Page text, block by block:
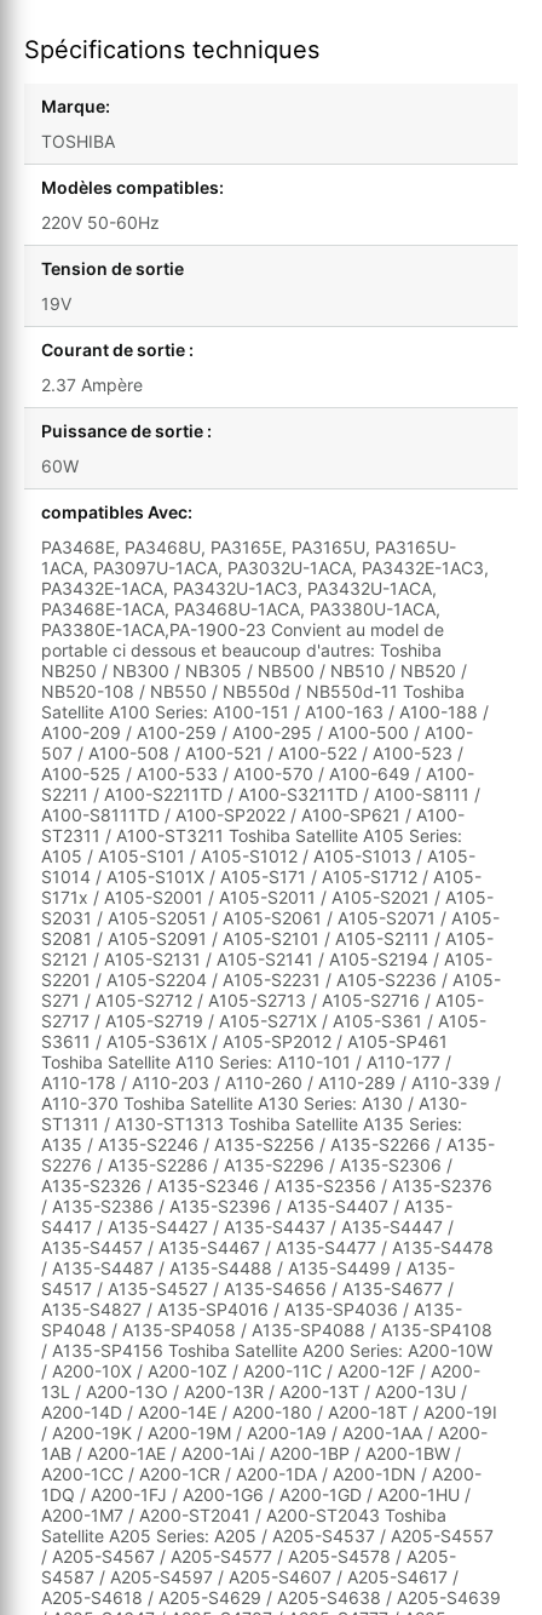
Spécifications techniques
Marque:
TOSHIBA
Modèles compatibles:
220V 50-60Hz
Tension de sortie
19V
Courant de sortie :
2.37 Ampère
Puissance de sortie :
60W
compatibles Avec:
PA3468E, PA3468U, PA3165E, PA3165U, PA3165U-1ACA, PA3097U-1ACA, PA3032U-1ACA, PA3432E-1AC3, PA3432E-1ACA, PA3432U-1AC3, PA3432U-1ACA, PA3468E-1ACA, PA3468U-1ACA, PA3380U-1ACA, PA3380E-1ACA,PA-1900-23 Convient au model de portable ci dessous et beaucoup d'autres: Toshiba NB250 / NB300 / NB305 / NB500 / NB510 / NB520 / NB520-108 / NB550 / NB550d / NB550d-11 Toshiba Satellite A100 Series: A100-151 / A100-163 / A100-188 / A100-209 / A100-259 / A100-295 / A100-500 / A100-507 / A100-508 / A100-521 / A100-522 / A100-523 / A100-525 / A100-533 / A100-570 / A100-649 / A100-S2211 / A100-S2211TD / A100-S3211TD / A100-S8111 / A100-S8111TD / A100-SP2022 / A100-SP621 / A100-ST2311 / A100-ST3211 Toshiba Satellite A105 Series: A105 / A105-S101 / A105-S1012 / A105-S1013 / A105-S1014 / A105-S101X / A105-S171 / A105-S1712 / A105-S171x / A105-S2001 / A105-S2011 / A105-S2021 / A105-S2031 / A105-S2051 / A105-S2061 / A105-S2071 / A105-S2081 / A105-S2091 / A105-S2101 / A105-S2111 / A105-S2121 / A105-S2131 / A105-S2141 / A105-S2194 / A105-S2201 / A105-S2204 / A105-S2231 / A105-S2236 / A105-S271 / A105-S2712 / A105-S2713 / A105-S2716 / A105-S2717 / A105-S2719 / A105-S271X / A105-S361 / A105-S3611 / A105-S361X / A105-SP2012 / A105-SP461 Toshiba Satellite A110 Series: A110-101 / A110-177 / A110-178 / A110-203 / A110-260 / A110-289 / A110-339 / A110-370 Toshiba Satellite A130 Series: A130 / A130-ST1311 / A130-ST1313 Toshiba Satellite A135 Series: A135 / A135-S2246 / A135-S2256 / A135-S2266 / A135-S2276 / A135-S2286 / A135-S2296 / A135-S2306 / A135-S2326 / A135-S2346 / A135-S2356 / A135-S2376 / A135-S2386 / A135-S2396 / A135-S4407 / A135-S4417 / A135-S4427 / A135-S4437 / A135-S4447 / A135-S4457 / A135-S4467 / A135-S4477 / A135-S4478 / A135-S4487 / A135-S4488 / A135-S4499 / A135-S4517 / A135-S4527 / A135-S4656 / A135-S4677 / A135-S4827 / A135-SP4016 / A135-SP4036 / A135-SP4048 / A135-SP4058 / A135-SP4088 / A135-SP4108 / A135-SP4156 Toshiba Satellite A200 Series: A200-10W / A200-10X / A200-10Z / A200-11C / A200-12F / A200-13L / A200-13O / A200-13R / A200-13T / A200-13U / A200-14D / A200-14E / A200-180 / A200-18T / A200-19I / A200-19K / A200-19M / A200-1A9 / A200-1AA / A200-1AB / A200-1AE / A200-1Ai / A200-1BP / A200-1BW / A200-1CC / A200-1CR / A200-1DA / A200-1DN / A200-1DQ / A200-1FJ / A200-1G6 / A200-1GD / A200-1HU / A200-1M7 / A200-ST2041 / A200-ST2043 Toshiba Satellite A205 Series: A205 / A205-S4537 / A205-S4557 / A205-S4567 / A205-S4577 / A205-S4578 / A205-S4587 / A205-S4597 / A205-S4607 / A205-S4617 / A205-S4618 / A205-S4629 / A205-S4638 / A205-S4639 / A205-S4647 / A205-S4707 / A205-S4777 / A205-S4797 / A205-S7456 / A205-SP4038 / A205-SP4068 Toshiba Satellite A215 Series: A215-S4697 / A215-S4717 / A215-S4737 / A215-S4747 / A215-S4757 / A215-S4767 / A215-S4807 / A215-S4817 / A215-S48171 / A215-S7407 / A215-S7408 / A215-S7414 / A215-S7418 / A215-S7421 / A215-S7422 / A215-S7427 / A215-S7433 / A215-S7437 / A215-S7444 / A215-S7447 / A215-S7462 / A215-SP401 Toshiba Satellite A85 Series: A80-S178 / A85-S107 / A85-S1071 / A85-S1072 / A85-SP107 / A85-SP1072 Toshiba Satellite L10 Series: L10-100 / L10-101 / L10-104 / L10-105 / L10-130 / L10-154 / L10-190 / L10-194 / L10-226 / L10-272 / L10-SP104 Toshiba Satellite L15 Series: L15 / L15-S104 / L15-S1041 / L15-SP104 / L15-SP1041 Toshiba Satellite L20 Series: L20-101 / L20-112 / L20-118 / L20-120 / L20-121 / L20-135 / L20-155 / L20-157 / L20-159 / L20-173 / L20-188 / L20-205 / L20-256 / L20-S310 / L20-S310TD / L20-SP119 / L20-SP131 / L20-SP131 / L20-SP231 / P205-S6237 Toshiba Satellite L25 Series: L25 / L25-S119 / L25-S1192 / L25-S1193 / L25-S1194 / L25-S1195 / L25-S1196 / L25-S121 / L25-S1212 / L25-S1213 / L25-S1215 / L25-S1216 / L25-S1217 / L25-SP121 / L25-SP129 / L25-SP139 / L25-SP141 / L25-SP151 Toshiba Satellite L30 Series: L30 / L30-10P / L30-114 / L30-115 / L30-11E / L30-11H / L30-134 / L30-140 / L30-142 Toshiba Satellite L35 Series: L35 / L35-S1054 / L35-S2151 / L35-S2161 / L35-S2171 / L35-S2174 / L35-S2194 / L35-S2316 / L35-S2366 / L35-SP1011 / L35-SP2011 / L35-SP2031 / L35-SP2041 / L35-SP2051 / L35-SP2071 / L35-SP4016 / L35-SP4068 / L35-SP4086 / L35-SP4096 / L35-SP4116 Toshiba Satellite L45 Series: L45-S2416 / L45-S4687 / L45-S7409 / L45-S7419 / L45-S7423 / L45-S7424 / L45-SP2036 / L45-SP2046 / L45-SP2056 / L45-SP2066 / L45-SP4016 Toshiba Satellite C650 / C650D / C655 / C655D / C660 / C660D / C670 / C670D / C850 / C850D / C855 / C855D / C870 / C870D Toshiba Satellite L300 / L300D / L350 / L350D / L350-10S / L500 / L500D / L505 / L505D / L550 / L550D Toshiba Satellite L650 / L650D / L655 / L655D / C660 / C660D / L670 / L670D / L730 / L730D / L735 / L735D / L740 / L740D / L750 / L750D / L755 / L755D / L770 / L770D / L775 / L775D Toshiba Satellite P750 / P755 / P770 / P775 Toshiba Satellite A100 Series: A100-151 / A100-163 / A100-188 / A100-209 / A100-259 / A100-295 / A100-500 / A100-507 / A100-508 / A100-521 / A100-522 / A100-523 / A100-525 / A100-533 / A100-570 / A100-649 / A100-S2211 / A100-S2211TD / A100-S3211TD / A100-S8111 / A100-S8111TD / A100-SP2022 / A100-SP621 / A100-ST2311 / A100-ST3211 Toshiba Satellite A105 Series: A105 / A105-S101 / A105-S1012 / A105-S1013 / A105-S1014 / A105-S101X / A105-S171 / A105-S1712 / A105-S171x / A105-S2001 / A105-S2011 / A105-S2021 / A105-S2031 / A105-S2051 / A105-S2061 / A105-S2071 / A105-S2081 / A105-S2091 / A105-S2101 / A105-S2111 / A105-S2121 / A105-S2131 / A105-S2141 / A105-S2194 / A105-S2201 / A105-S2204 / A105-S2231 / A105-S2236 / A105-S271 / A105-S2712 / A105-S2713 / A105-S2716 / A105-S2717 / A105-S2719 / A105-S271X / A105-S361 / A105-S3611 / A105-S361X / A105-SP2012 / A105-SP461 Toshiba Satellite A110 Series: A110-101 / A110-177 / A110-178 / A110-203 / A110-260 / A110-289 / A110-339 / A110-370 Toshiba Satellite A130 Series: A130 / A130-ST1311 / A130-ST1313 Toshiba Satellite A135 Series: A135 / A135-S2246 / A135-S2256 / A135-S2266 / A135-S2276 / A135-S2286 / A135-S2296 / A135-S2306 / A135-S2326 / A135-S2346 / A135-S2356 / A135-S2376 / A135-S2386 / A135-S2396 / A135-S4407 / A135-S4417 / A135-S4427 / A135-S4437 / A135-S4447 / A135-S4457 / A135-S4467 / A135-S4477 / A135-S4478 / A135-S4487 / A135-S4488 / A135-S4499 / A135-S4517 / A135-S4527 / A135-S4656 / A135-S4677 / A135-S4827 / A135-SP4016 / A135-SP4036 / A135-SP4048 / A135-SP4058 / A135-SP4088 / A135-SP4108 / A135-SP4156 Toshiba Satellite A200 Series: A200-10W / A200-10X / A200-10Z / A200-11C / A200-12F / A200-13L / A200-13O / A200-13R / A200-13T / A200-13U / A200-14D / A200-14E / A200-180 / A200-18T / A200-19I / A200-19K / A200-19M / A200-1A9 / A200-1AA / A200-1AB / A200-1AE / A200-1Ai / A200-1BP / A200-1BW / A200-1CC / A200-1CR / A200-1DA / A200-1DN / A200-1DQ / A200-1FJ / A200-1G6 / A200-1GD / A200-1HU / A200-1M7 / A200-ST2041 / A200-ST2043 Toshiba Satellite A205 Series: A205 / A205-S4537 / A205-S4557 / A205-S4567 / A205-S4577 / A205-S4578 / A205-S4587 / A205-S4597 / A205-S4607 / A205-S4617 / A205-S4618 / A205-S4629 / A205-S4638 / A205-S4639 / A205-S4647 / A205-S4707 / A205-S4777 / A205-S4797 / A205-S7456 / A205-SP4038 / A205-SP4068 Toshiba Satellite A215 Series: A215-S4697 / A215-S4717 / A215-S4737 / A215-S4747 / A215-S4757 / A215-S4767 / A215-S4807 / A215-S4817 / A215-S48171 / A215-S7407 / A215-S7408 / A215-S7414 / A215-S7418 / A215-S7421 / A215-S7422 / A215-S7427 / A215-S7433 / A215-S7437 / A215-S7444 / A215-S7447 / A215-S7462 / A215-SP401 Toshiba Satellite A85 Series: A80-S178 / A85-S107 / A85-S1071 / A85-S1072 / A85-SP107 / A85-SP1072 Toshiba Satellite L10 Series: L10-100 / L10-101 / L10-104 / L10-105 / L10-130 / L10-154 / L10-190 / L10-194 / L10-226 / L10-272 / L10-SP104 Toshiba Satellite L15 Series: L15 / L15-S104 / L15-S1041 / L15-SP104 / L15-SP1041 Toshiba Satellite L20 Series: L20-101 / L20-112 / L20-118 / L20-120 / L20-121 / L20-135 / L20-155 / L20-157 / L20-159 / L20-173 / L20-188 / L20-205 / L20-256 / L20-S310 / L20-S310TD / L20-SP119 / L20-SP131 / L20-SP131 / L20-SP231 / P205-S6237 Toshiba Satellite L25 Series: L25 / L25-S119 / L25-S1192 / L25-S1193 / L25-S1194 / L25-S1195 / L25-S1196 / L25-S121 / L25-S1212 / L25-S1213 / L25-S1215 / L25-S1216 / L25-S1217 / L25-SP121 / L25-SP129 / L25-SP139 / L25-SP141 / L25-SP151 Toshiba Satellite L30 Series: L30 / L30-10P / L30-114 / L30-115 / L30-11E / L30-11H / L30-134 / L30-140 / L30-142 Toshiba Satellite L35 Series: L35 / L35-S1054 / L35-S2151 / L35-S2161 / L35-S2171 / L35-S2174 / L35-S2194 / L35-S2316 / L35-S2366 / L35-SP1011 / L35-SP2011 / L35-SP2031 / L35-SP2041 / L35-SP2051 / L35-SP2071 / L35-SP4016 / L35-SP4068 / L35-SP4086 / L35-SP4096 / L35-SP4116 Toshiba Satellite L45 Series: L45-S2416 / L45-S4687 / L45-S7409 / L45-S7419 / L45-S7423 / L45-S7424 / L45-SP2036 / L45-SP2046 / L45-SP2056 / L45-SP2066 / L45-SP4016 Toshiba Satellite C650 / C650D / C655 / C655D / C660 / C660D / C670 / C670D / C850 / C850D / C855 / C855D / C870 / C870D Toshiba Satellite L300 / L300D / L350 / L350D / L350-10S / L500 / L500D / L505 / L505D / L550 / L550D Toshiba Satellite L650 / L650D / L655 / L655D / C660 / C660D / L670 / L670D / L730 / L730D / L735 / L735D / L740 / L740D / L750 / L750D / L755 / L755D / L770 / L770D / L775 / L775D Toshiba Satellite P750 / P755 / P770 / P775 Toshiba Satellite M105/M115 Series: M105-S1011 / M105-S1021 / M105-S1031 / M105-S1041 / M105-S10xx / M105-SP1011 / M105-SP1021 / M105-SP1031 / M105-SP1041 / M115-S1061 / M115-S1064 / M115-S1071 / M115-S1074 Toshiba Satellite M200/M205 Series: M200-ST2002 / M205-S3207 / M205-S3217 / M205-S7452 / M205-S7453 Toshiba Satellite M30x Series: 30X / M30X-1593 / M30X-214 / M30X-40 / M30X-60 / M30X-80 / M30X-S114 / M30X-S1592 / M30X-S1593 / M30X-S171 / M30X-S181 / M30X-S191 / M30X-S214 / M30X-S221 / M30X-s234 / M30X-SP111 / M30X-SP114 Toshiba Satellite M35x Series: M35X / M35X-114 / M35X-149 / M35X-S109 / M35X-S111 / M35X-S114 / M35X-S1141 / M35X-S1142 / M35X-S1143 / M35X-S149 / M35X-S1491 / M35X-S1492 / M35X-S161 / M35X-S1611 / M35X-S163 / M35X-S1631 / M35X-S309 / M35X-S3091 / M35X-S311 / M35X-S311